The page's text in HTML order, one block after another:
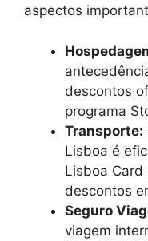
aspectos
descontos
programa
Transporte:
Lisboa é
Lisboa Card
descontos
Seguro
viagem